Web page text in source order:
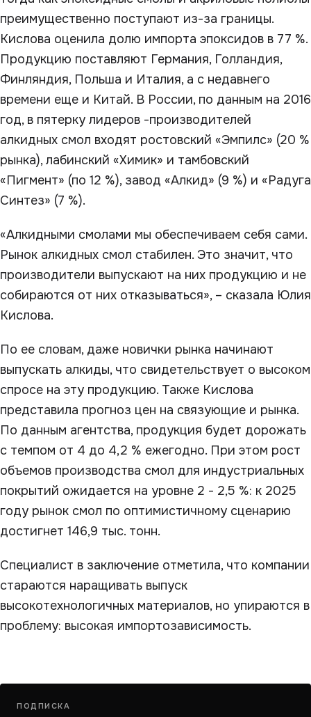
преимущественно поступают из-за границы.
Кислова оценила долю импорта эпоксидов в 77 %.
Продукцию поставляют Германия, Голландия,
Финляндия, Польша и Италия, а с недавнего
времени еще и Китай. В России, по данным на 2016
год, в пятерку лидеров -производителей
алкидных смол входят ростовский «Эмпилс» (20 %
рынка), лабинский «Химик» и тамбовский
«Пигмент» (по 12 %), завод «Алкид» (9 %) и «Радуга
Синтез» (7 %).
«Алкидными смолами мы обеспечиваем себя сами.
Рынок алкидных смол стабилен. Это значит, что
производители выпускают на них продукцию и не
собираются от них отказываться», – сказала Юлия
Кислова.
По ее словам, даже новички рынка начинают
выпускать алкиды, что свидетельствует о высоком
спросе на эту продукцию. Также Кислова
представила прогноз цен на связующие и рынка.
По данным агентства, продукция будет дорожать
с темпом от 4 до 4,2 % ежегодно. При этом рост
объемов производства смол для индустриальных
покрытий ожидается на уровне 2 - 2,5 %: к 2025
году рынок смол по оптимистичному сценарию
достигнет 146,9 тыс. тонн.
Специалист в заключение отметила, что компании
стараются наращивать выпуск
высокотехнологичных материалов, но упираются в
проблему: высокая импортозависимость.
ПОДПИСКА